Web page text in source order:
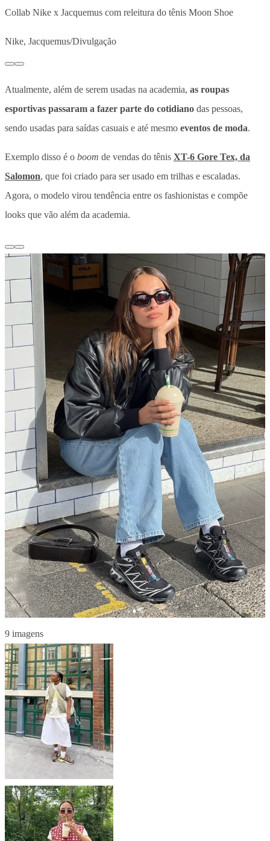
Collab Nike x Jacquemus com releitura do tênis Moon Shoe
Nike, Jacquemus/Divulgação
Atualmente, além de serem usadas na academia, as roupas
esportivas passaram a fazer parte do cotidiano das pessoas,
sendo usadas para saídas casuais e até mesmo eventos de moda.
Exemplo disso é o boom de vendas do tênis XT-6 Gore Tex, da
Salomon, que foi criado para ser usado em trilhas e escaladas.
Agora, o modelo virou tendência entre os fashionistas e compõe
looks que vão além da academia.
9 imagens